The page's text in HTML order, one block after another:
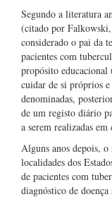
Segundo a literatura
(citado por
considerado o pai da
pacientes com
propósito educacional
cuidar de si próprios e
denominadas,
de um registo diário
a serem realizadas em
Alguns anos depois,
localidades dos
de pacientes com
diagnóstico de